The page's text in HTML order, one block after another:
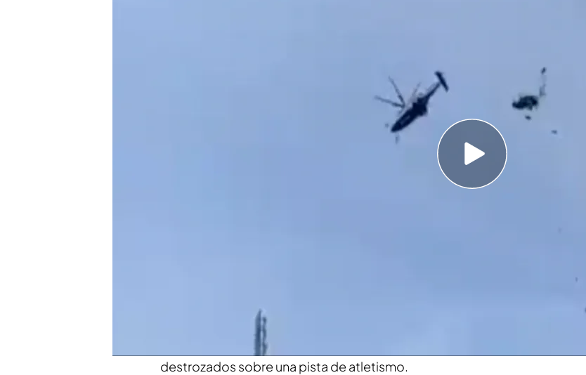
Los 10 miembros de la tripulación que iban a bordo de ambos
Las víctimas fueron llevadas al hospital militar de la base de Lumut para
realizaban maniobras en una base naval.
, se está investigando que pudo pasar antes de esa
colisión mortal en el aire. Ambos aparatos han quedado totalmente
destrozados sobre una pista de atletismo.